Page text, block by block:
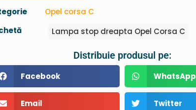
Opel corsa C
Lampa stop dreapta Opel Corsa C
Distribuie produsul pe:
Facebook WhatsApp
Email Twitter